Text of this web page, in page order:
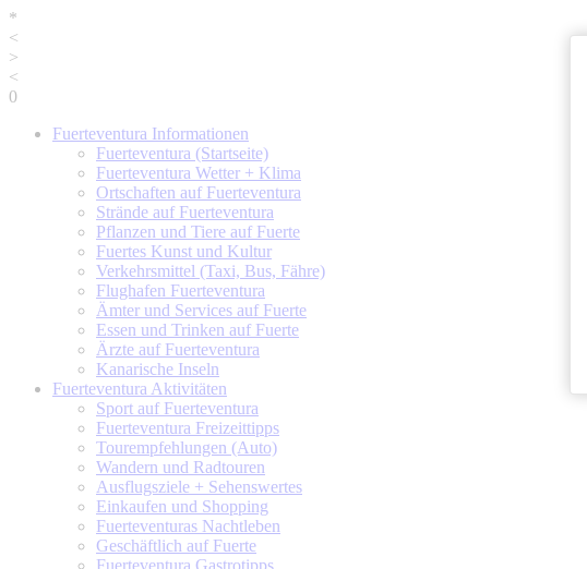
*
<
>
<
0
Fuerteventura Informationen
Fuerteventura (Startseite)
Fuerteventura Wetter + Klima
Ortschaften auf Fuerteventura
Strände auf Fuerteventura
Pflanzen und Tiere auf Fuerte
Fuertes Kunst und Kultur
Verkehrsmittel (Taxi, Bus, Fähre)
Flughafen Fuerteventura
Ämter und Services auf Fuerte
Essen und Trinken auf Fuerte
Ärzte auf Fuerteventura
Kanarische Inseln
Fuerteventura Aktivitäten
Sport auf Fuerteventura
Fuerteventura Freizeittipps
Tourempfehlungen (Auto)
Wandern und Radtouren
Ausflugsziele + Sehenswertes
Einkaufen und Shopping
Fuerteventuras Nachtleben
Geschäftlich auf Fuerte
Fuerteventura Gastrotipps